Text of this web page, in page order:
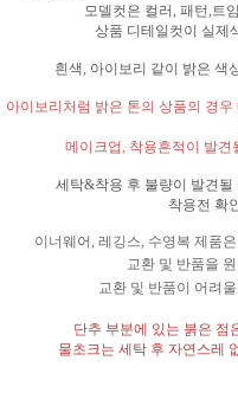
모델컷은 컬러, 패턴,트임
상품 디테일컷이 실제
흰색, 아이보리 같이 밝은 색
아이보리처럼 밝은 톤의 상품의 경
메이크업, 착용흔적이 발견
세탁&착용 후 불량이 발견될
착용전 확
이너웨어, 레깅스, 수영복 제품
교환 및 반품을
교환 및 반품이 어려
단추 부분에 있는 붉은 점
물초크는 세탁 후 자연스레